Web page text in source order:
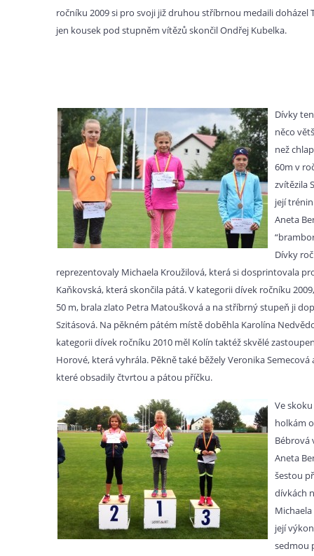
ročníku 2009 si pro svoji již druhou stříbrnou medaili doházel
jen kousek pod stupněm vítězů skončil Ondřej Kubelka.
Dívky
něco
než
60m v
zvítězila
její
Aneta
Dívky
reprezentovaly Michaela Kroužilová, která si dosprintovala
Kaňkovská, která skončila pátá. V kategorii dívek ročníku
50 m, brala zlato Petra Matoušková a na stříbrný stupeň ji
Szitásová. Na pěkném pátém místě doběhla Karolína
kategorii dívek ročníku 2010 měl Kolín taktéž skvělé
Horové, která vyhrála. Pěkně také běžely Veronika Semecová
které obsadily čtvrtou a pátou příčku.
Ve
holkám
Bébrová
Aneta
šestou
dívkách
její
sedmou